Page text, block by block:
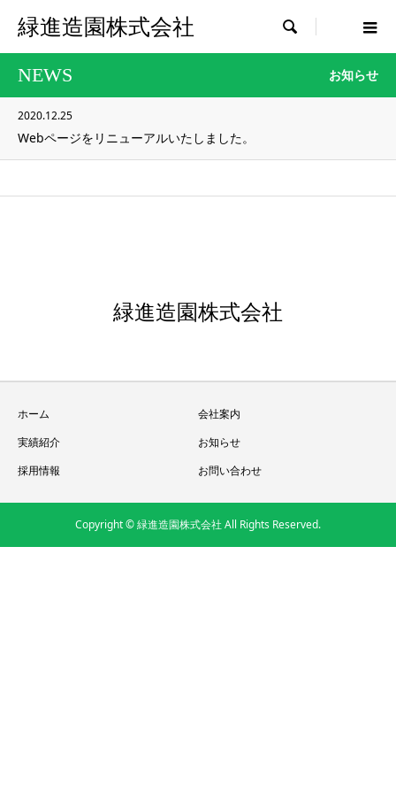
緑進造園株式会社 
NEWS お知らせ
2020.12.25
Webページをリニューアルいたしました。
緑進造園株式会社
ホーム
会社案内
実績紹介
お知らせ
採用情報
お問い合わせ
Copyright © 緑進造園株式会社 All Rights Reserved.